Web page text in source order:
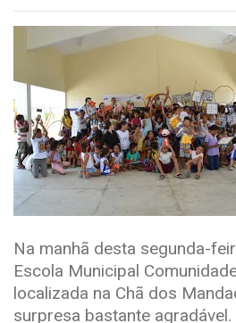
Na manhã desta segunda-
Escola Municipal
localizada na Chã dos
surpresa bastante